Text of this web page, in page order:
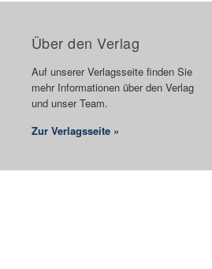
Über den Verlag
Auf unserer Verlagsseite finden Sie
mehr Informationen über den Verlag
und unser Team.
Zur Verlagsseite »